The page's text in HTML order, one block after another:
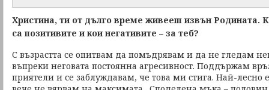
Христина, ти от дълго време живееш извън Родината.
са позитивите и кои негативите – за теб?
С възрастта се опитвам да помъдрявам и да не гледам
въпреки неговата постоянна агресивност. Поддържам
приятели и се заблуждавам, че това ми стига. Най-лесно